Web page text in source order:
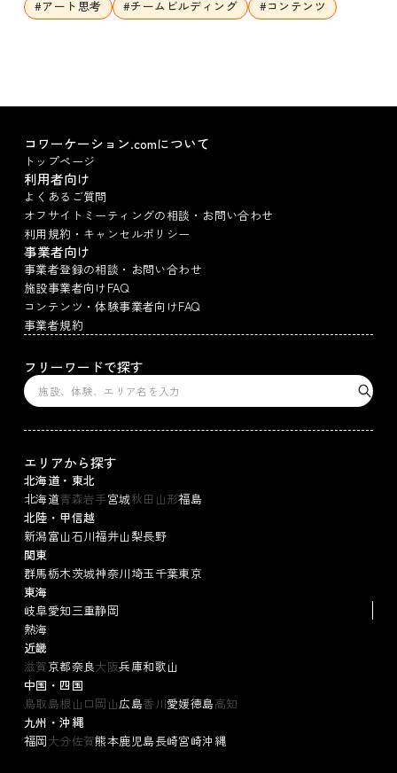
#アート思考 #チームビルディング #コンテンツ
コワーケーション.comについて
トップページ
利用者向け
よくあるご質問
オフサイトミーティングの相談・お問い合わせ
利用規約・キャンセルポリシー
事業者向け
事業者登録の相談・お問い合わせ
施設事業者向けFAQ
コンテンツ・体験事業者向けFAQ
事業者規約
フリーワードで探す
エリアから探す
北海道・東北
北海道青森岩手宮城秋田 山形福島
北陸・甲信越
新潟富山石川福井山梨長野
関東
群馬栃木茨城神奈川埼玉千葉東京
東海
岐阜愛知三重静岡
熱海
近畿
滋賀京都奈良大阪兵庫和歌山
中国・四国
鳥取島根 山口岡山広島香川愛媛徳島高知
九州・沖縄
福岡大分佐賀熊本鹿児島長崎宮崎沖縄